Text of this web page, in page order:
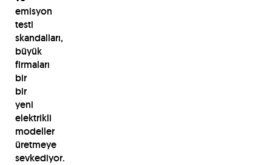
emisyon
testi
skandalları,
büyük
firmaları
bir
bir
yeni
elektrikli
modeller
üretmeye
sevkediyor.